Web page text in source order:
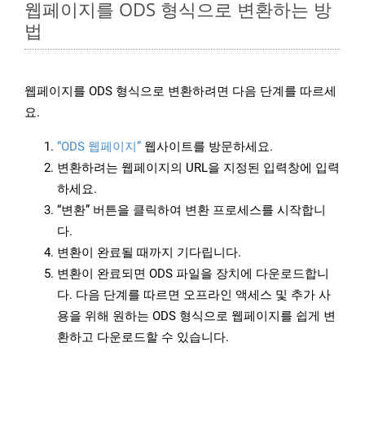
웹페이지를 ODS 형식으로 변환하는 방
법
웹페이지를 ODS 형식으로 변환하려면 다음 단계를 따르세
요.
“ODS 웹페이지” 웹사이트를 방문하세요.
변환하려는 웹페이지의 URL을 지정된 입력창에 입력
하세요.
“변환” 버튼을 클릭하여 변환 프로세스를 시작합니
다.
변환이 완료될 때까지 기다립니다.
변환이 완료되면 ODS 파일을 장치에 다운로드합니
다. 다음 단계를 따르면 오프라인 액세스 및 추가 사
용을 위해 원하는 ODS 형식으로 웹페이지를 쉽게 변
환하고 다운로드할 수 있습니다.